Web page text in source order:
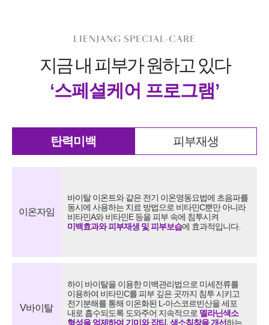
LIENJANG SPECIAL-CARE
지금 내 피부가 원하고 있다
‘스페셜케어 프로그램’
탄력미백 피부재생
이온자임
바이탈 이온트와 같은 전기 이온영동요법에 초음파를
동시에 사용하는 치료 방법으로 비타민C뿐만 아니라
비타민A와 비타민E 등을 피부 속에 침투시켜
미백효과와 피부재생 및 피부보습에 효과적입니다.
V바이탈
하이 바이탈을 이용한 미백관리법으로 미세전류를
이용하여 비타민C를 피부 깊은 곳까지 침투 시키고
전기분해를 통해 이온화된 L-아스코르빈산을세포
내로 흡수되도록 도와주어 지속적으로 멜라닌색소
형성을 억제하여 기미와 잡티, 색소침착을 개선하는